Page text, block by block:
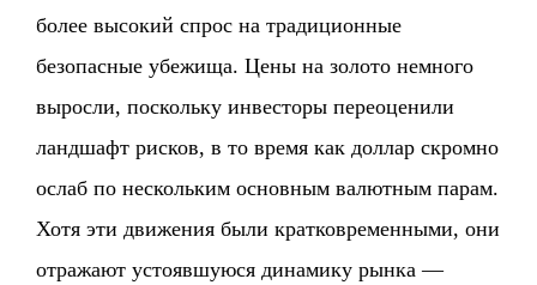
более высокий спрос на традиционные
безопасные убежища. Цены на золото немного
выросли, поскольку инвесторы переоценили
ландшафт рисков, в то время как доллар скромно
ослаб по нескольким основным валютным парам.
Хотя эти движения были кратковременными, они
отражают устоявшуюся динамику рынка —